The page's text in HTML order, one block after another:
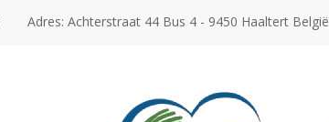
Adres: Achterstraat 44 Bus 4 - 9450 Haaltert België